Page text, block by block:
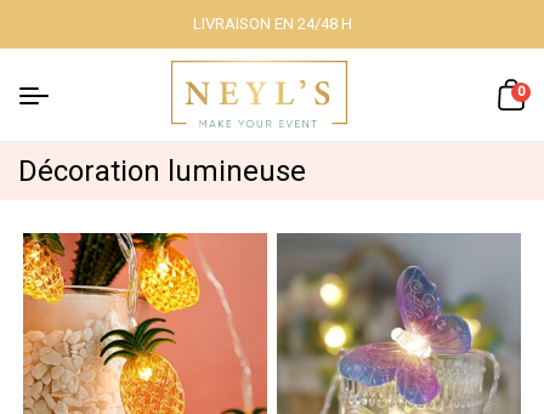
Décoration
lumineuse
LIVRAISON EN 24/48 H
0
Décoration lumineuse